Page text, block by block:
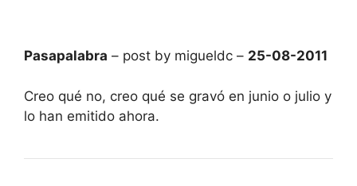
Pasapalabra – post by migueldc – 25-08-2011
Creo qué no, creo qué se gravó en junio o julio y
lo han emitido ahora.